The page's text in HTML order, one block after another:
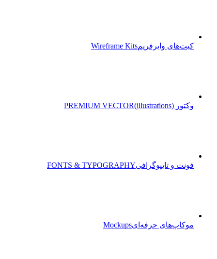
کیت‌های وایرفریمWireframe Kits
وکتور (illustrations) PREMIUM VECTOR
فونت و تایپوگرافیFONTS & TYPOGRAPHY
موکاپ‌های حرفه‌ایMockups